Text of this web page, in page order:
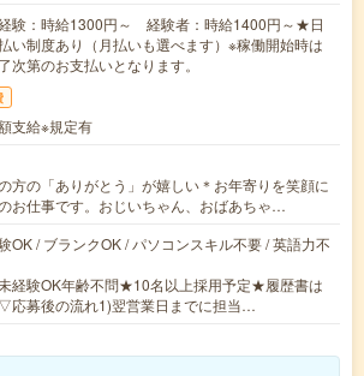
験：時給1300円～ 経験者：時給1400円～★日
い制度あり（月払いも選べます）※稼働開始時は
次第のお支払いとなります。
支給※規定有
方の「ありがとう」が嬉しい＊お年寄りを笑顔に
お仕事です。おじいちゃん、おばあちゃ…
OK / ブランクOK / パソコンスキル不要 / 英語力不
経験OK年齢不問★10名以上採用予定★履歴書は
応募後の流れ1)翌営業日までに担当…